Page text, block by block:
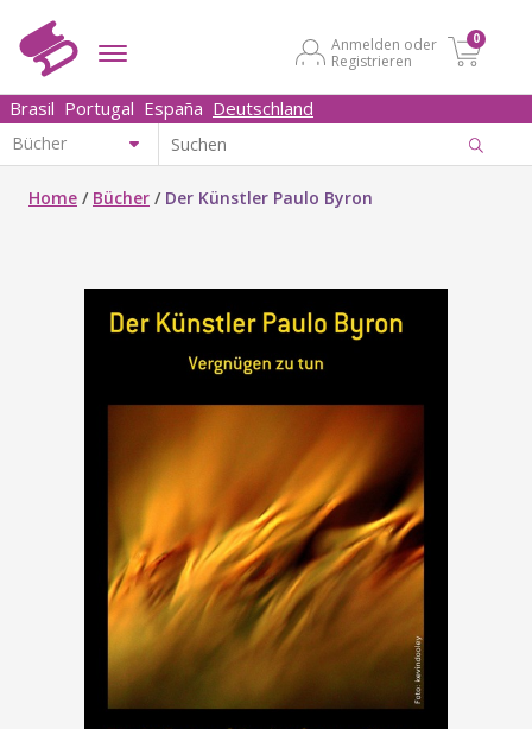
Anmelden oder
Registrieren
0
Brasil Portugal España Deutschland
Home / Bücher / Der Künstler Paulo Byron